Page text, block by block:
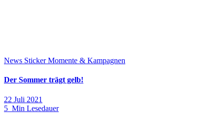
News Sticker Momente & Kampagnen
Der Sommer trägt gelb!
22 Juli 2021
5 Min Lesedauer